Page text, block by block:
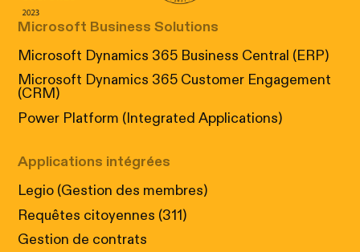
Microsoft Business Solutions
Microsoft Dynamics 365 Business Central (ERP)
Microsoft Dynamics 365 Customer Engagement
(CRM)
Power Platform (Integrated Applications)
Applications intégrées
Legio (Gestion des membres)
Requêtes citoyennes (311)
Gestion de contrats